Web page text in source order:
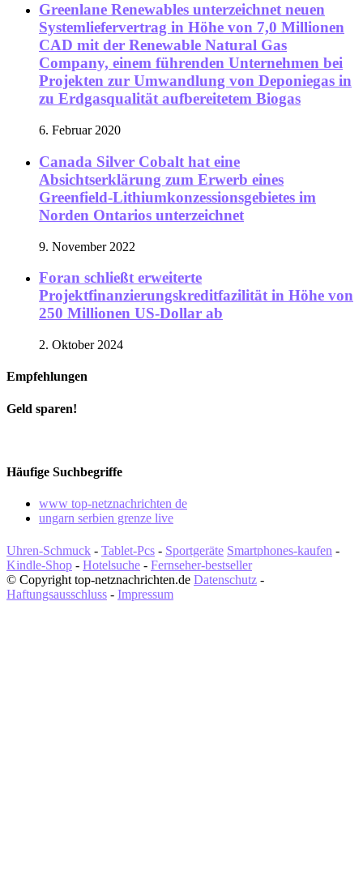
Greenlane Renewables unterzeichnet neuen
Systemliefervertrag in Höhe von 7,0 Millionen
CAD mit der Renewable Natural Gas
Company, einem führenden Unternehmen bei
Projekten zur Umwandlung von Deponiegas in
zu Erdgasqualität aufbereitetem Biogas
6. Februar 2020
Canada Silver Cobalt hat eine
Absichtserklärung zum Erwerb eines
Greenfield-Lithiumkonzessionsgebietes im
Norden Ontarios unterzeichnet
9. November 2022
Foran schließt erweiterte
Projektfinanzierungskreditfazilität in Höhe von
250 Millionen US-Dollar ab
2. Oktober 2024
Empfehlungen
Geld sparen!
Häufige Suchbegriffe
www top-netznachrichten de
ungarn serbien grenze live
Uhren-Schmuck - Tablet-Pcs - Sportgeräte Smartphones-kaufen -
Kindle-Shop - Hotelsuche - Fernseher-bestseller
© Copyright top-netznachrichten.de Datenschutz -
Haftungsausschluss - Impressum